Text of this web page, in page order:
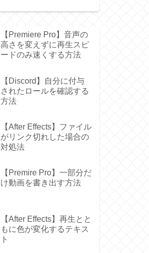
【Premiere Pro】音声の
高さを変えずに再生スピ
ードのみ速くする方法
【Discord】自分に付与
されたロールを確認する
方法
【After Effects】ファイル
がリンク切れした場合の
対処法
【Premire Pro】一部分だ
け動画を書き出す方法
【After Effects】再生とと
もに色が変化するテキス
ト